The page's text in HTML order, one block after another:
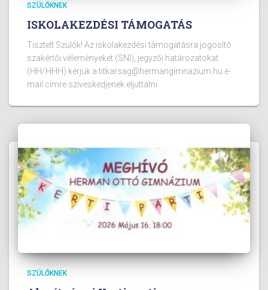
SZÜLŐKNEK
ISKOLAKEZDÉSI TÁMOGATÁS
Tisztelt Szülők! Az iskolakezdési támogatásra jogosító
szakértői véleményeket (SNI), jegyzői határozatokat
(HH/HHH) kérjük a titkarsag@hermangimnazium.hu e-
mail címre szíveskedjenek eljuttatni.
SZÜLŐKNEK